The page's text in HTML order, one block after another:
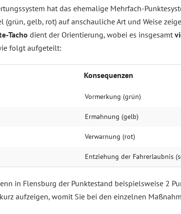
hat das ehemalige Mehrfach-
(grün, gelb, rot) auf anschauliche Art und Weise
Tacho dient der Orientierung, wobei es insgesamt
folgt aufgeteilt:
Konse­quen­zen
Vor­mer­kung (grün)
Er­mah­nung (gelb)
Ver­war­nung (rot)
Ent­zieh­ung der Fahr­er­laub­nis
in Flensburg der Punktestand beispielsweise 2
aufzeigen, womit Sie bei den einzelnen